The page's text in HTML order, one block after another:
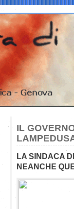
IL
LA SINDACA
NEANCHE